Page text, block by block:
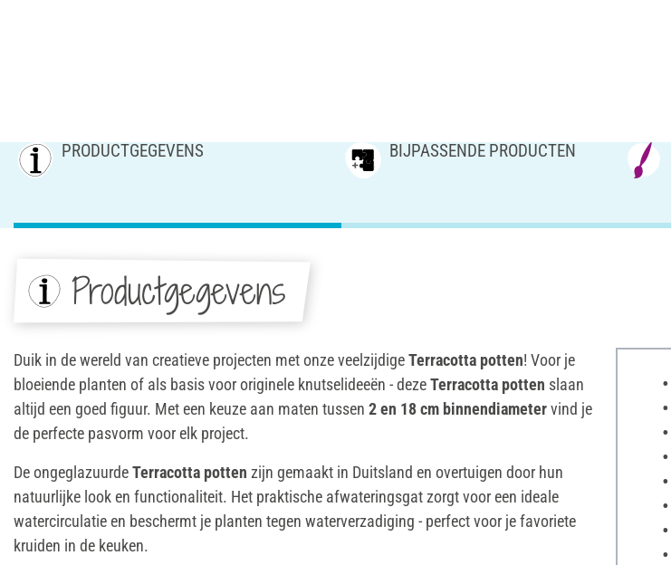
PRODUCTGEGEVENS BIJPASSENDE PRODUCTEN
Productgegevens
Duik in de wereld van creatieve projecten met onze veelzijdigeTerracotta potten! Voor je
bloeiende planten of als basis voor originele knutselideeën - dezeTerracotta potten slaan
altijd een goed figuur. Met een keuze aan maten tussen 2 en 18 cm binnendiametervind je
de perfecte pasvorm voor elk project.
De ongeglazuurdeTerracotta potten zijn gemaakt in Duitsland en overtuigen door hun
natuurlijke look en functionaliteit. Het praktische afwateringsgat zorgt voor een ideale
watercirculatie en beschermt je planten tegen waterverzadiging - perfect voor je favoriete
kruiden in de keuken.